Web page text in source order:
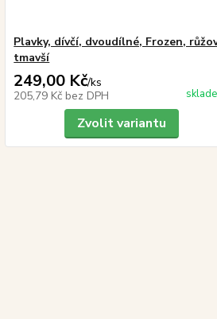
Plavky, dívčí, dvoudílné, Frozen,
tmavší
249,00 Kč/ks
205,79 Kč bez DPH
Zvolit variantu